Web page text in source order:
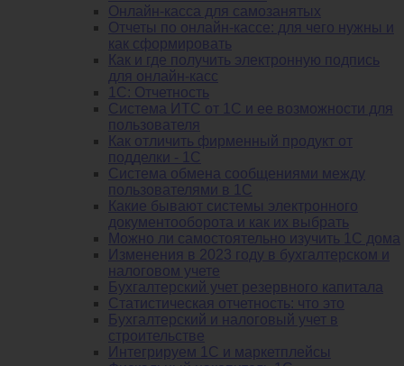
Онлайн-касса для самозанятых
Отчеты по онлайн-кассе: для чего нужны и
как сформировать
Как и где получить электронную подпись
для онлайн-касс
1С: Отчетность
Система ИТС от 1С и ее возможности для
пользователя
Как отличить фирменный продукт от
подделки - 1С
Система обмена сообщениями между
пользователями в 1С
Какие бывают системы электронного
документооборота и как их выбрать
Можно ли самостоятельно изучить 1С дома
Изменения в 2023 году в бухгалтерском и
налоговом учете
Бухгалтерский учет резервного капитала
Статистическая отчетность: что это
Бухгалтерский и налоговый учет в
строительстве
Интегрируем 1С и маркетплейсы